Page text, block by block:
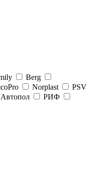
Berg
Norplast
PSV
Автопол
РИФ